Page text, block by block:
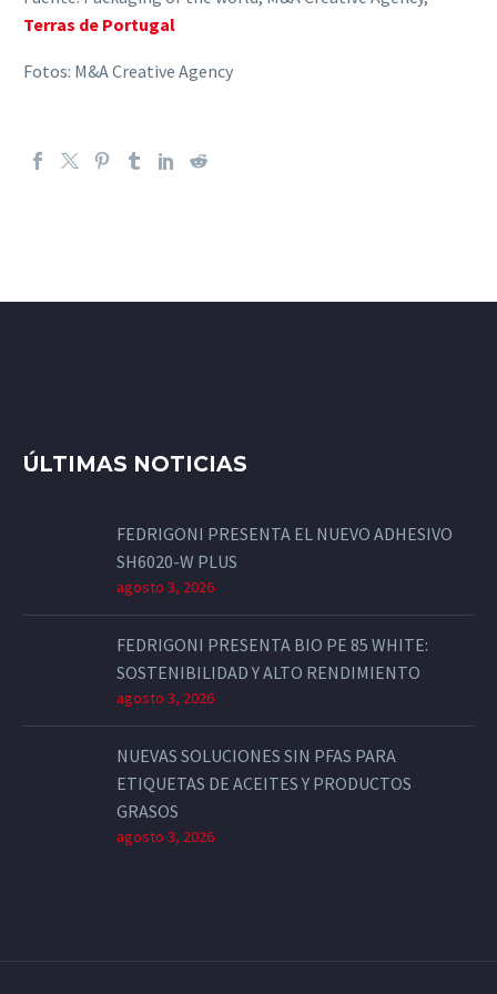
Terras de Portugal
Fotos: M&A Creative Agency
ÚLTIMAS NOTICIAS
FEDRIGONI PRESENTA EL NUEVO ADHESIVO
SH6020-W PLUS
agosto 3, 2026
FEDRIGONI PRESENTA BIO PE 85 WHITE:
SOSTENIBILIDAD Y ALTO RENDIMIENTO
agosto 3, 2026
NUEVAS SOLUCIONES SIN PFAS PARA
ETIQUETAS DE ACEITES Y PRODUCTOS
GRASOS
agosto 3, 2026